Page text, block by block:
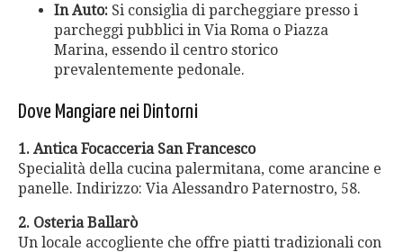
In Auto: Si consiglia di parcheggiare presso i
parcheggi pubblici in Via Roma o Piazza
Marina, essendo il centro storico
prevalentemente pedonale.
Dove Mangiare nei Dintorni
1. Antica Focacceria San Francesco
Specialità della cucina palermitana, come arancine e
panelle. Indirizzo: Via Alessandro Paternostro, 58.
2. Osteria Ballarò
Un locale accogliente che offre piatti tradizionali con